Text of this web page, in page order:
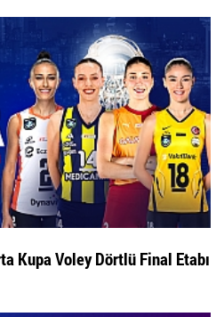
Kupa Voley Dörtlü Final Etabı